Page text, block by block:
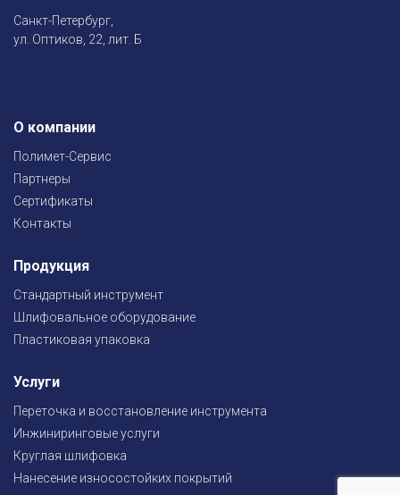
Санкт-Петербург,
ул. Оптиков, 22, лит. Б
О компании
Полимет-Сервис
Партнеры
Сертификаты
Контакты
Продукция
Стандартный инструмент
Шлифовальное оборудование
Пластиковая упаковка
Услуги
Переточка и восстановление инструмента
Инжиниринговые услуги
Круглая шлифовка
Нанесение износостойких покрытий